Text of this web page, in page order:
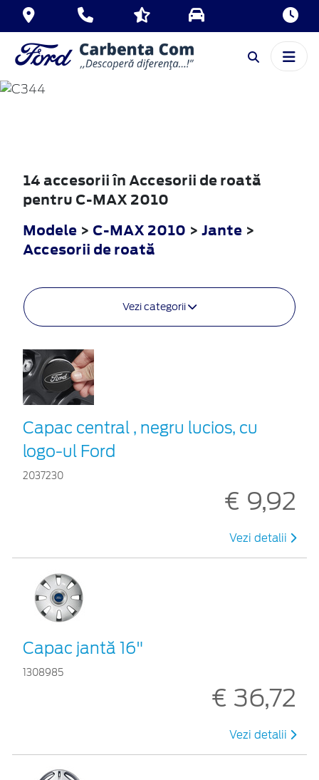
C-MAX
14 accesorii în Accesorii de roată
pentru C-MAX 2010
Modele > C-MAX 2010 > Jante >
Accesorii de roată
Vezi categorii
Capac central , negru lucios, cu
logo-ul Ford
2037230
€ 9,92
Vezi detalii
Capac jantă 16"
1308985
€ 36,72
Vezi detalii